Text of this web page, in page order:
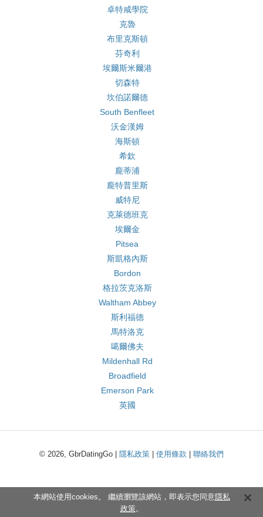
卓特咸學院
克魯
布里克斯頓
芬奇利
埃爾斯米爾港
切森特
坎伯諾爾德
South Benfleet
沃金漢姆
海斯頓
希欽
龐蒂浦
龐特普里斯
威特尼
克萊德班克
埃爾金
Pitsea
斯凱格內斯
Bordon
格拉茨克洛斯
Waltham Abbey
斯利福德
馬特洛克
噶爾佛夫
Mildenhall Rd
Broadfield
Emerson Park
英國
© 2026, GbrDatingGo | 隱私政策 使用條款 聯絡我們
本網站使用cookies。 繼續瀏覽該網站，即表示您同意隱私
政策。